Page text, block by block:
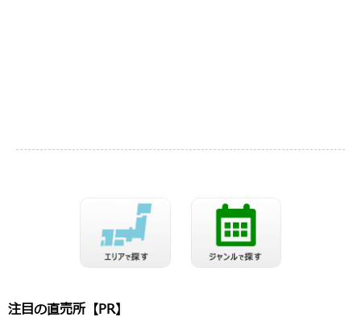
注目の直売所【PR】